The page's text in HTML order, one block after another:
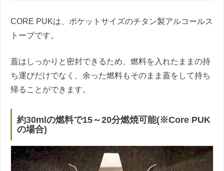
CORE PUKは、ポケットサイズのチタン製アルコールス
トーブです。
蓋はしっかりと密封できるため、燃料を入れたままの持
ち運びだけでなく、余った燃料もそのまま蓋をして持ち
帰ることができます。
約30mlの燃料で15～20分燃焼可能(※Core PUK
の場合)